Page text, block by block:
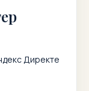
Директе